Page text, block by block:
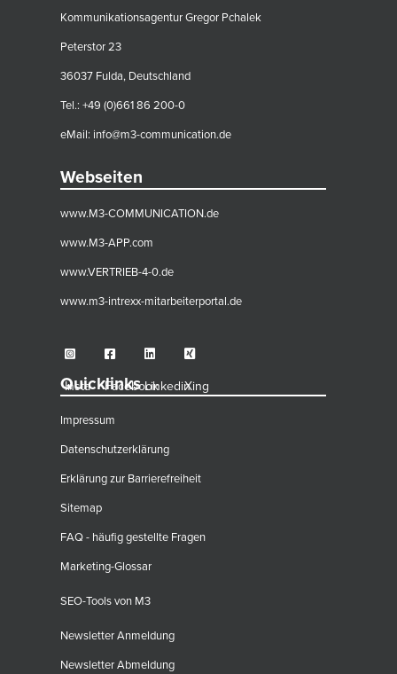
Kommunikationsagentur Gregor Pchalek
Peterstor 23
36037 Fulda, Deutschland
Tel.: +49 (0)661 86 200-0
eMail: info@m3-communication.de
Webseiten
www.M3-COMMUNICATION.de
www.M3-APP.com
www.VERTRIEB-4-0.de
www.m3-intrexx-mitarbeiterportal.de
Insta FacebookLinkedinXing
Quicklinks
Impressum
Datenschutzerklärung
Erklärung zur Barrierefreiheit
Sitemap
FAQ - häufig gestellte Fragen
Marketing-Glossar
SEO-Tools von M3
Newsletter Anmeldung
Newsletter Abmeldung